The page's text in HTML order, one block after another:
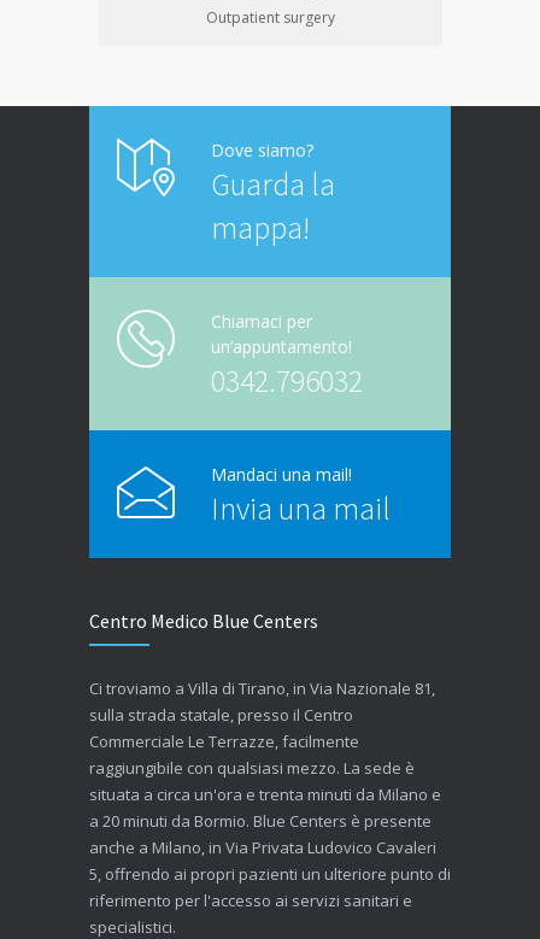
Outpatient surgery
Dove siamo?
Guarda la
mappa!
Chiamaci per
un’appuntamento!
0342.796032
Mandaci una mail!
Invia una mail
Centro Medico Blue Centers
Ci troviamo a Villa di Tirano, in Via Nazionale 81,
sulla strada statale, presso il Centro
Commerciale Le Terrazze, facilmente
raggiungibile con qualsiasi mezzo. La sede è
situata a circa un'ora e trenta minuti da Milano e
a 20 minuti da Bormio. Blue Centers è presente
anche a Milano, in Via Privata Ludovico Cavaleri
5, offrendo ai propri pazienti un ulteriore punto di
riferimento per l'accesso ai servizi sanitari e
specialistici.